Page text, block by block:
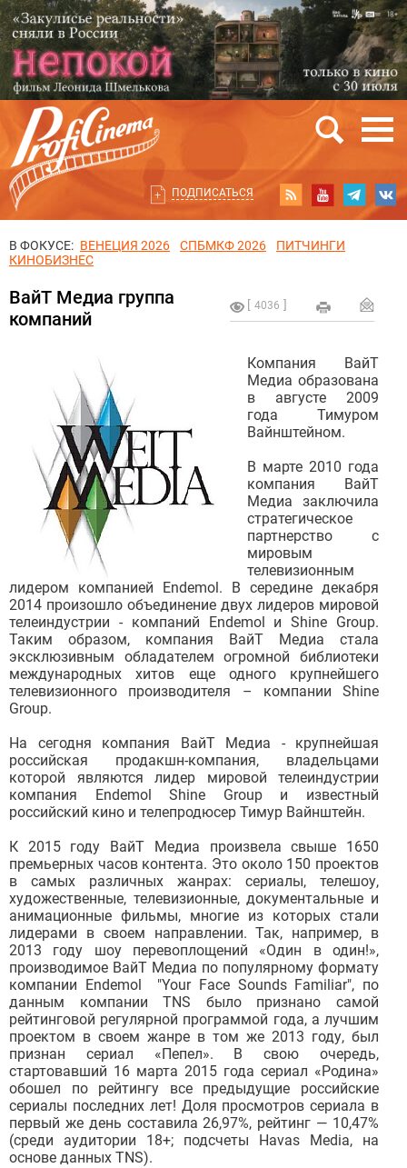
ПОДПИСАТЬСЯ
В ФОКУСЕ: ВЕНЕЦИЯ 2026 СПБМКФ 2026
ПИТЧИНГИ
КИНОБИЗНЕС
4036
ВайТ Медиа группа
компаний
Компания ВайТ
Медиа образована
в августе 2009
года Тимуром
Вайнштейном.
В марте 2010 года
компания ВайТ
Медиа заключила
стратегическое
партнерство с
мировым
телевизионным
лидером компанией Endemol.
В середине декабря
2014 произошло объединение двух лидеров мировой
телеиндустрии - компаний Endemol и Shine Group.
Таким образом, компания ВайТ Медиа стала
эксклюзивным обладателем огромной библиотеки
международных хитов еще одного крупнейшего
телевизионного производителя – компании Shine
Group.
На сегодня компания ВайТ Медиа - крупнейшая
российская продакшн-компания, владельцами
которой являются лидер мировой телеиндустрии
компания Endemol Shine Group и известный
российский кино и телепродюсер Тимур Вайнштейн.
К 2015 году ВайТ Медиа произвела свыше 1650
премьерных часов контента. Это около 150 проектов
в самых различных жанрах: сериалы, телешоу,
художественные, телевизионные, документальные и
анимационные фильмы, многие из которых стали
лидерами в своем направлении. Так, например, в
2013 году шоу перевоплощений «Один в один!»,
производимое ВайТ Медиа по популярному формату
компании Endemol "Your Face Sounds Familiar", по
данным компании TNS было признано самой
рейтинговой регулярной программой года, а лучшим
проектом в своем жанре в том же 2013 году, был
признан сериал «Пепел». В свою очередь,
стартовавший 16 марта 2015 года сериал «Родина»
обошел по рейтингу все предыдущие российские
сериалы последних лет! Доля просмотров сериала в
первый же день составила 26,97%, рейтинг — 10,47%
(среди аудитории 18+; подсчеты Havas Media, на
основе данных TNS).